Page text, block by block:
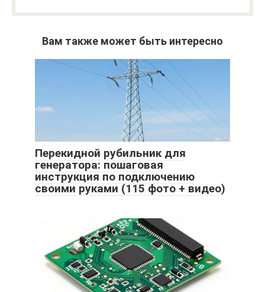
Вам также может быть интересно
Перекидной рубильник для
генератора: пошаговая
инструкция по подключению
своими руками (115 фото + видео)